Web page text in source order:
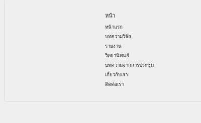
หน้า
หน้าแรก
บทความวิจัย
รายงาน
วิทยานิพนธ์
บทความจากการประชุม
เกี่ยวกับเรา
ติดต่อเรา